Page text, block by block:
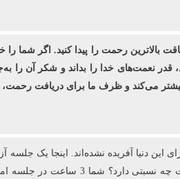
بالاترین رحمت را پیدا کنید. اگر شما
قدر نعمت‌های خدا را بداند و شکر آن را
بیشتر می‌کند و ظرف ما برای دریافت